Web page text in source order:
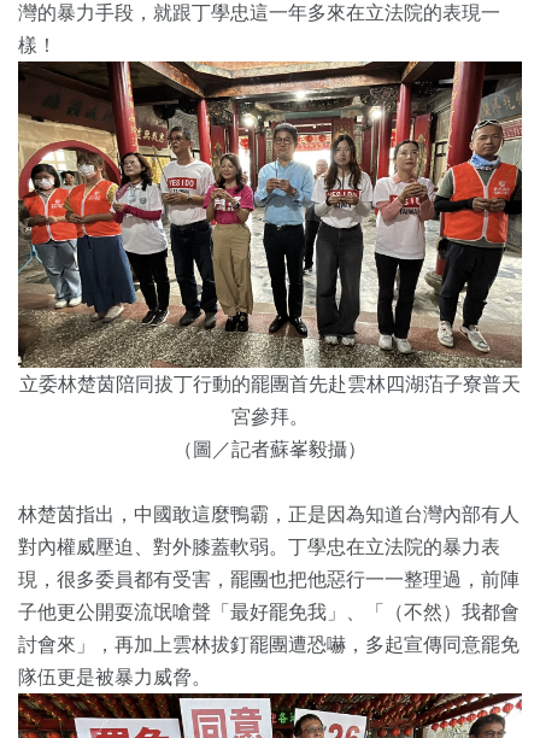
灣的暴力手段，就跟丁學忠這一年多來在立法院的表現一
樣！
立委林楚茵陪同拔丁行動的罷團首先赴雲林四湖萡子寮普天
宮參拜。
（圖／記者蘇峯毅攝）
林楚茵指出，中國敢這麼鴨霸，正是因為知道台灣內部有人
對內權威壓迫、對外膝蓋軟弱。丁學忠在立法院的暴力表
現，很多委員都有受害，罷團也把他惡行一一整理過，前陣
子他更公開耍流氓嗆聲「最好罷免我」、「（不然）我都會
討會來」，再加上雲林拔釘罷團遭恐嚇，多起宣傳同意罷免
隊伍更是被暴力威脅。